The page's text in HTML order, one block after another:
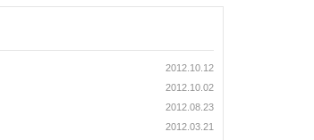
2012.10.12
2012.10.02
2012.08.23
2012.03.21